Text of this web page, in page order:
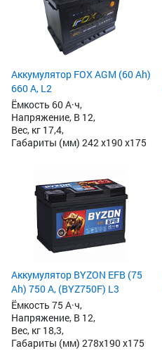
Аккумулятор FOX AGM (60 Ah)
660 А, L2
Ёмкость 60 А·ч,
Напряжение, В 12,
Вес, кг 17,4,
Габариты (мм) 242 x190 x175
Аккумулятор BYZON EFB (75
Ah) 750 А, (BYZ750F) L3
Ёмкость 75 А·ч,
Напряжение, В 12,
Вес, кг 18,3,
Габариты (мм) 278x190 x175